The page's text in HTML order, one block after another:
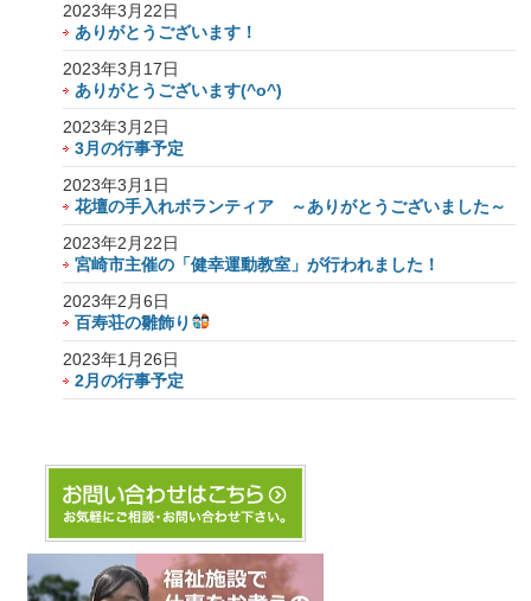
2023年3月22日
ありがとうございます！
2023年3月17日
ありがとうございます(^o^)
2023年3月2日
3月の行事予定
2023年3月1日
花壇の手入れボランティア ～ありがとうございました～
2023年2月22日
宮崎市主催の「健幸運動教室」が行われました！
2023年2月6日
百寿荘の雛飾り
2023年1月26日
2月の行事予定